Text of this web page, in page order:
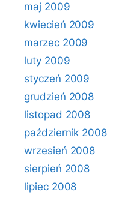
maj 2009
kwiecień 2009
marzec 2009
luty 2009
styczeń 2009
grudzień 2008
listopad 2008
październik 2008
wrzesień 2008
sierpień 2008
lipiec 2008